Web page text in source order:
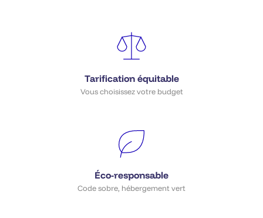
Tarification équitable
Vous choisissez votre budget
Éco-responsable
Code sobre, hébergement vert